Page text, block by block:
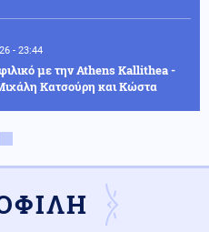
- 23:44
με την Athens Kallithea -
Κατσούρη και Κώστα
έγκλημα των υποκλοπών
της Δημοκρατίας - Η ανάρτησή